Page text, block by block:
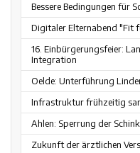
Bessere Bedingungen für
Digitaler Elternabend "Fit
16. Einbürgerungsfeier:
Integration
Oelde: Unterführung
Infrastruktur frühzeitig
Ahlen: Sperrung der
Zukunft der ärztlichen